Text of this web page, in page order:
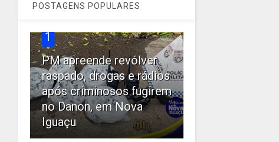
POSTAGENS POPULARES
1
PM apreende revólver
raspado, drogas e rádios
após criminosos fugirem
no Danon, em Nova
Iguaçu